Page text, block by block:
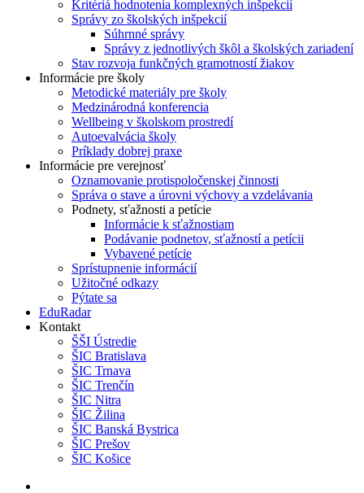
Kritériá hodnotenia komplexných inšpekcií
Správy zo školských inšpekcií
Súhrnné správy
Správy z jednotlivých škôl a školských zariadení
Stav rozvoja funkčných gramotností žiakov
Informácie pre školy
Metodické materiály pre školy
Medzinárodná konferencia
Wellbeing v školskom prostredí
Autoevalvácia školy
Príklady dobrej praxe
Informácie pre verejnosť
Oznamovanie protispoločenskej činnosti
Správa o stave a úrovni výchovy a vzdelávania
Podnety, sťažnosti a petície
Informácie k sťažnostiam
Podávanie podnetov, sťažností a petícii
Vybavené petície
Sprístupnenie informácií
Užitočné odkazy
Pýtate sa
EduRadar
Kontakt
ŠŠI Ústredie
ŠIC Bratislava
ŠIC Trnava
ŠIC Trenčín
ŠIC Nitra
ŠIC Žilina
ŠIC Banská Bystrica
ŠIC Prešov
ŠIC Košice